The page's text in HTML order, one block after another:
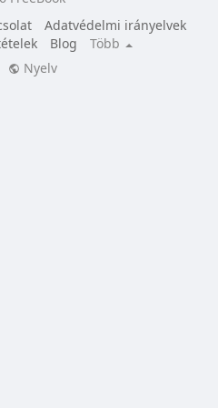
Adatvédelmi irányelvek
Blog
Több
Nyelv